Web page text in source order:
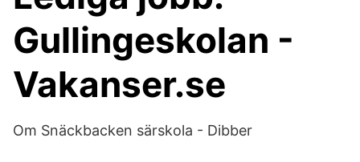
Gullingeskolan -
Vakanser.se
Om Snäckbacken särskola - Dibber